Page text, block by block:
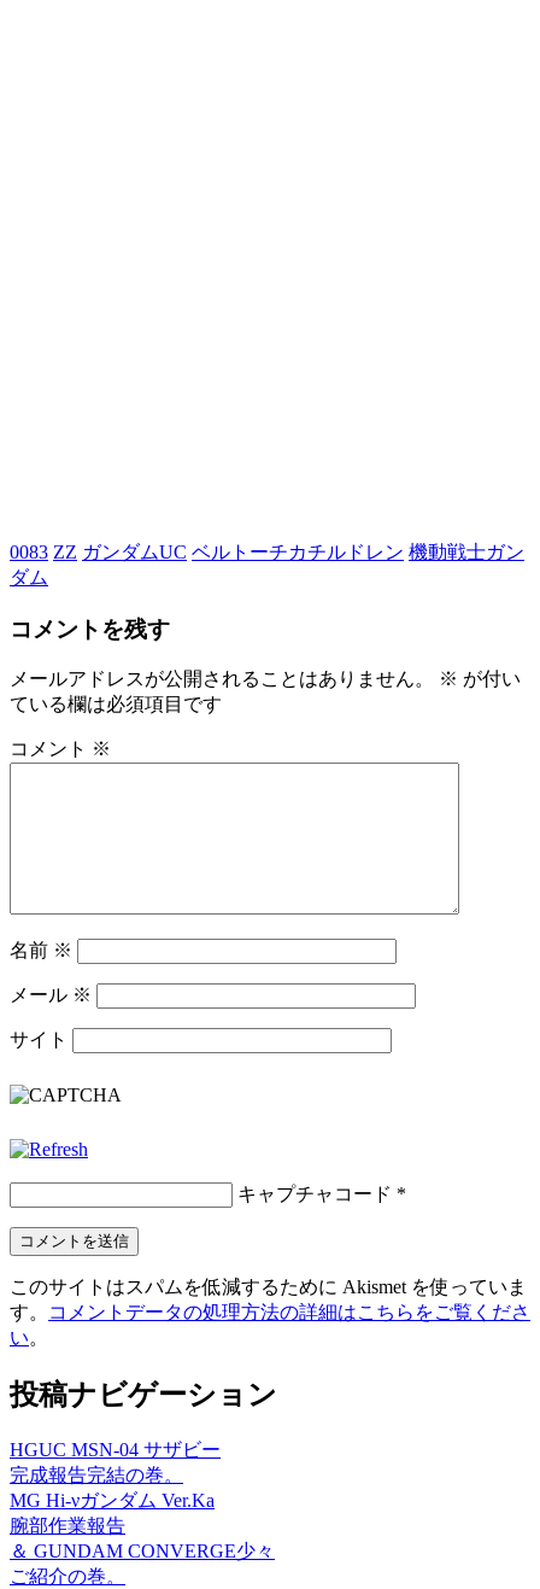
0083 ZZ ガンダムUC ベルトーチカチルドレン 機動戦士ガン
ダム
コメントを残す
メールアドレスが公開されることはありません。 ※ が付い
ている欄は必須項目です
コメント ※
名前 ※
メール ※
サイト
キャプチャコード *
このサイトはスパムを低減するために Akismet を使っていま
す。
コメントデータの処理方法の詳細はこちらをご覧くださ
い。
投稿ナビゲーション
HGUC MSN-04 サザビー
完成報告完結の巻。
MG Hi-νガンダム Ver.Ka
腕部作業報告
＆ GUNDAM CONVERGE少々
ご紹介の巻。